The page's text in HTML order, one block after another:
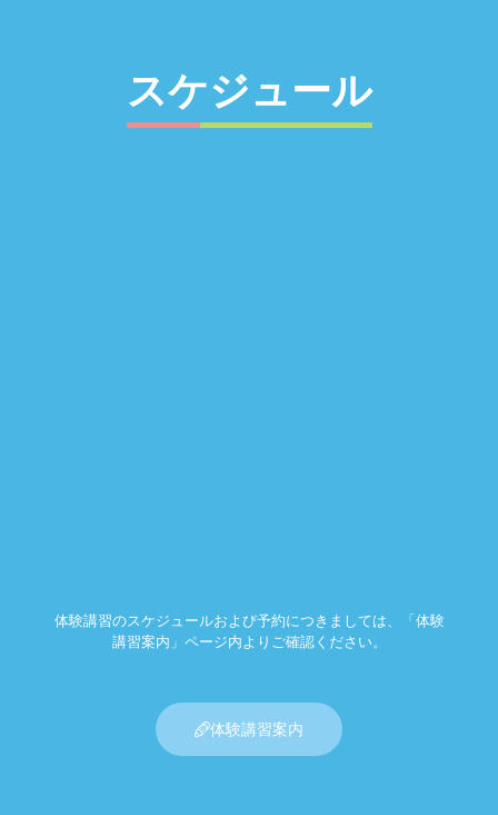
スケジュール
体験講習のスケジュールおよび予約につきましては、「体験
講習案内」ページ内よりご確認ください。
体験講習案内